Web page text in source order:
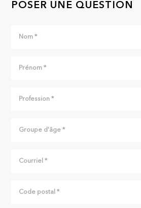
POSER UNE QUESTION